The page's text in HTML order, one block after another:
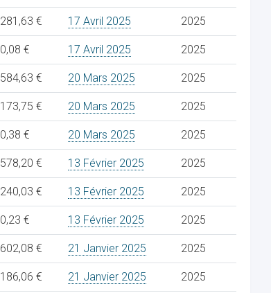
281,63 € 17 Avril 2025 2025
0,08 € 17 Avril 2025 2025
584,63 € 20 Mars 2025 2025
173,75 € 20 Mars 2025 2025
0,38 € 20 Mars 2025 2025
578,20 € 13 Février 2025 2025
240,03 € 13 Février 2025 2025
0,23 € 13 Février 2025 2025
602,08 € 21 Janvier 2025 2025
186,06 € 21 Janvier 2025 2025